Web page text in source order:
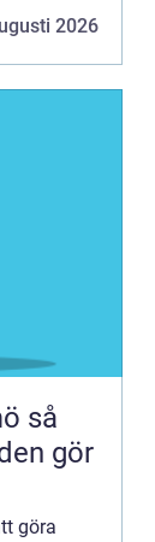
belysa2026
gör
göra